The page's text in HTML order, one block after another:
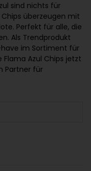
sind nichts für
überzeugen mit
Perfekt für alle, die
Als Trendprodukt
im Sortiment für
Flama Azul Chips jetzt
Partner für